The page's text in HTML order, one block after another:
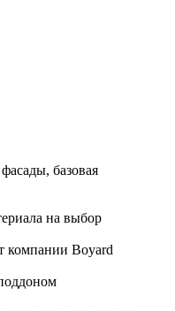
базовая
на выбор
компании Boyard